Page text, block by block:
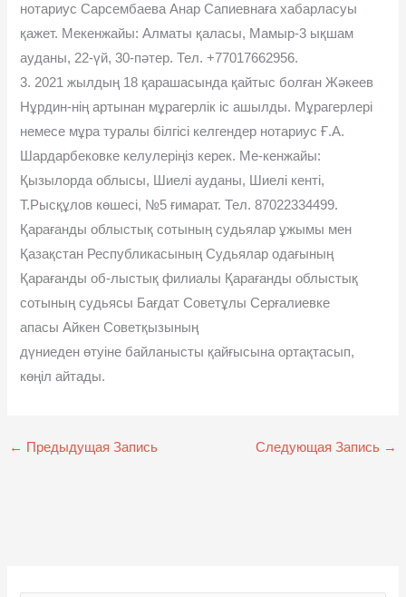
нотариус Сарсембаева Анар Сапиевнаға хабарласуы
қажет. Мекенжайы: Алматы қаласы, Мамыр-3 ықшам
ауданы, 22-үй, 30-пәтер. Тел. +77017662956.
3. 2021 жылдың 18 қарашасында қайтыс болған Жәкеев
Нұрдин-нің артынан мұрагерлік іс ашылды. Мұрагерлері
немесе мұра туралы білгісі келгендер нотариус Ғ.А.
Шардарбековке келулеріңіз керек. Ме-кенжайы:
Қызылорда облысы, Шиелі ауданы, Шиелі кенті,
Т.Рысқұлов көшесі, №5 ғимарат. Тел. 87022334499.
Қарағанды облыстық сотының судьялар ұжымы мен
Қазақстан Республикасының Судьялар одағының
Қарағанды об-лыстық филиалы Қарағанды облыстық
сотының судьясы Бағдат Советұлы Серғалиевке
апасы Айкен Советқызының
дүниеден өтуіне байланысты қайғысына ортақтасып,
көңіл айтады.
← Предыдущая Запись Следующая Запись →